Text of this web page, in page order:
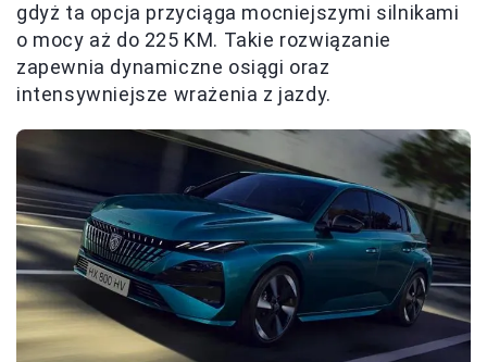
gdyż ta opcja przyciąga mocniejszymi silnikami
o mocy aż do 225 KM. Takie rozwiązanie
zapewnia dynamiczne osiągi oraz
intensywniejsze wrażenia z jazdy.